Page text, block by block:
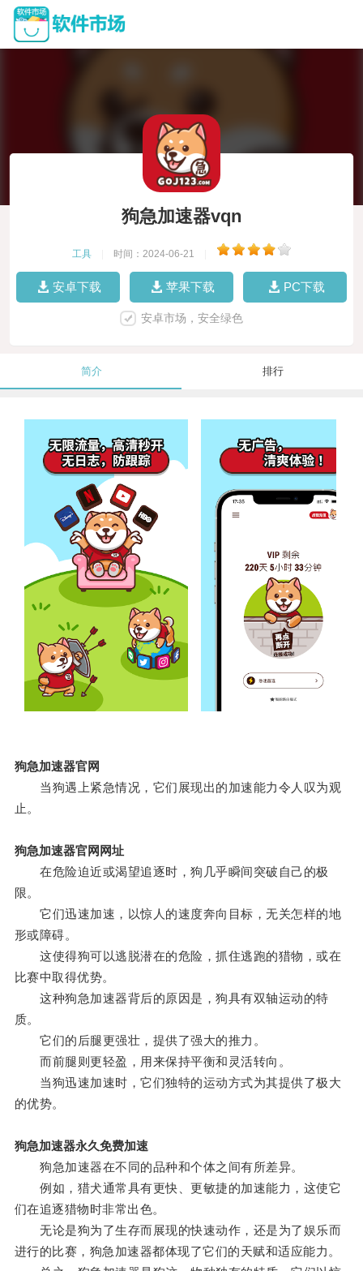
狗急加速器vqn
工具 时间：2024-06-21
安卓下载 苹果下载 PC下载
安卓市场，安全绿色
简介 排行
狗急加速器官网
当狗遇上紧急情况，它们展现出的加速能力令人叹为观
止。
狗急加速器官网网址
在危险迫近或渴望追逐时，狗几乎瞬间突破自己的极
限。
它们迅速加速，以惊人的速度奔向目标，无关怎样的地
形或障碍。
这使得狗可以逃脱潜在的危险，抓住逃跑的猎物，或在
比赛中取得优势。
这种狗急加速器背后的原因是，狗具有双轴运动的特
质。
它们的后腿更强壮，提供了强大的推力。
而前腿则更轻盈，用来保持平衡和灵活转向。
当狗迅速加速时，它们独特的运动方式为其提供了极大
的优势。
狗急加速器永久免费加速
狗急加速器在不同的品种和个体之间有所差异。
例如，猎犬通常具有更快、更敏捷的加速能力，这使它
们在追逐猎物时非常出色。
无论是狗为了生存而展现的快速动作，还是为了娱乐而
进行的比赛，狗急加速器都体现了它们的天赋和适应能力。